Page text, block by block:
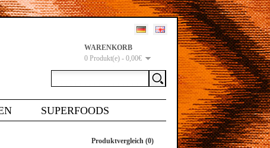
WARENKORB
0 Produkt(e) - 0,00€
SUPERFOODS
Produktvergleich (0)